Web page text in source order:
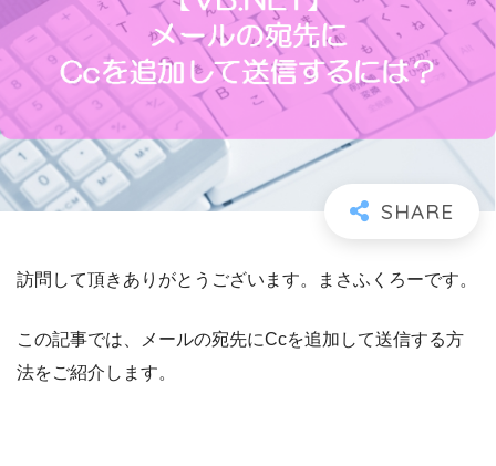
訪問して頂きありがとうございます。まさふくろーです。
この記事では、メールの宛先にCcを追加して送信する方
法をご紹介します。